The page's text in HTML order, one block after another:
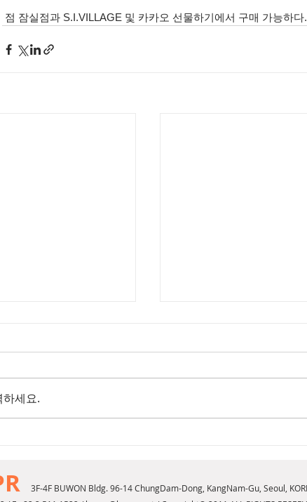
점 잠실점과 S.I.VILLAGE 및 카카오 선물하기에서 구매 가능하다.
드 퍼퓸 인텐스 출시
세요.
3F-4F BUWON Bldg. 96-14 ChungDam-Dong, KangNam-Gu, Seoul,